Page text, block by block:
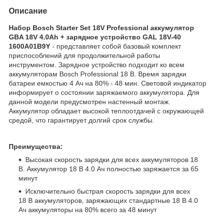
Описание
Набор Bosch Starter Set 18V Professional аккумулятор
GBA 18V 4.0Ah + зарядное устройство GAL 18V-40
1600A01B9Y - представляет собой базовый комплект
приспособлений для продолжительной работы
инструментом. Зарядное устройство подходит ко всем
аккумуляторам Bosch Professional 18 В. Время зарядки
батареи емкостью 4 Ач на 80% - 48 мин. Световой индикатор
информирует о состоянии заряжаемого аккумулятора. Для
данной модели предусмотрен настенный монтаж.
Аккумулятор обладает высокой теплоотдачей с окружающей
средой, что гарантирует долгий срок службы.
Преимущества:
Высокая скорость зарядки для всех аккумуляторов 18
В. Аккумулятор 18 В 4.0 Aч полностью заряжается за 65
минут
Исключительно быстрая скорость зарядки для всех
18 В аккумуляторов, заряжающих стандартные 18 В 4.0
Ач аккумуляторы на 80% всего за 48 минут